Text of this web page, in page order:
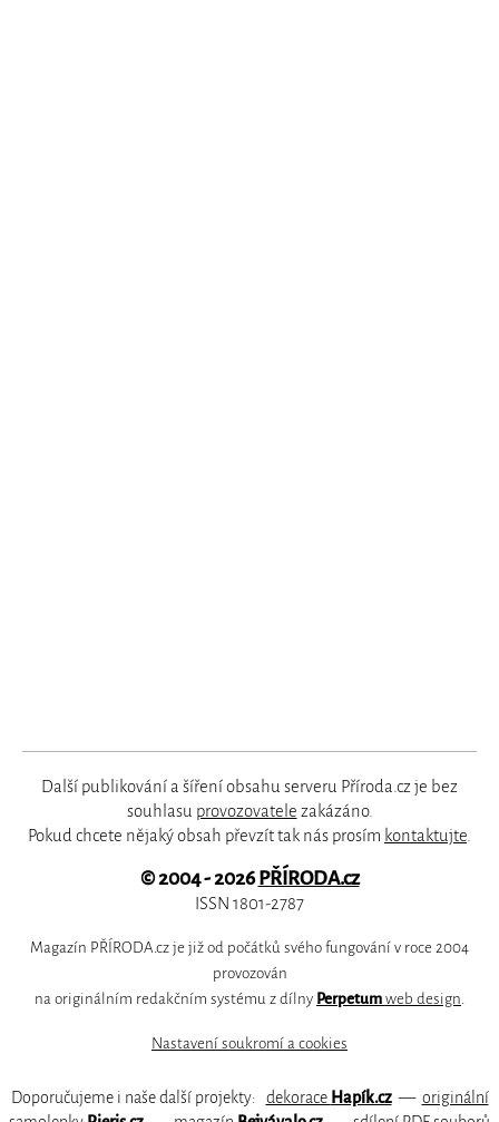
Další publikování a šíření obsahu serveru Příroda.cz je bez
souhlasu provozovatele zakázáno.
Pokud chcete nějaký obsah převzít tak nás prosím kontaktujte.
© 2004 - 2026PŘÍRODA.cz
ISSN 1801-2787
Magazín PŘÍRODA.cz je již od počátků svého fungování v roce 2004
provozován
na originálním redakčním systému z dílny Perpetum web design
Nastavení soukromí a cookies
Doporučujeme i naše další projekty: dekorace Hapík.cz— originální